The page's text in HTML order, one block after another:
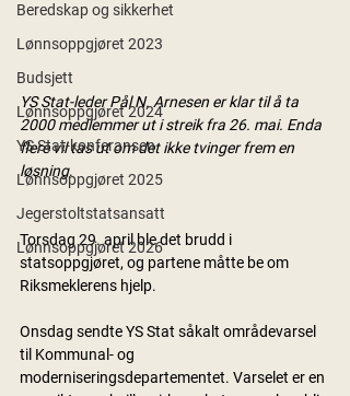
Beredskap og sikkerhet
Lønnsoppgjøret 2023
Budsjett
Lønnsoppgjøret 2024
YS Stat-konferansen
Lønnsoppgjøret 2025
Jegerstoltstatsansatt
Lønnsoppgjøret 2026
YS Stat-leder Pål N. Arnesen er klar til å ta
2000 medlemmer ut i streik fra 26. mai. Enda
flere vil tas ut om det ikke tvinger frem en
løsning.
Torsdag 29. april ble det brudd i
statsoppgjøret, og partene måtte be om
Riksmeklerens hjelp.
Onsdag sendte YS Stat såkalt områdevarsel
til Kommunal- og
moderniseringsdepartementet. Varselet er en